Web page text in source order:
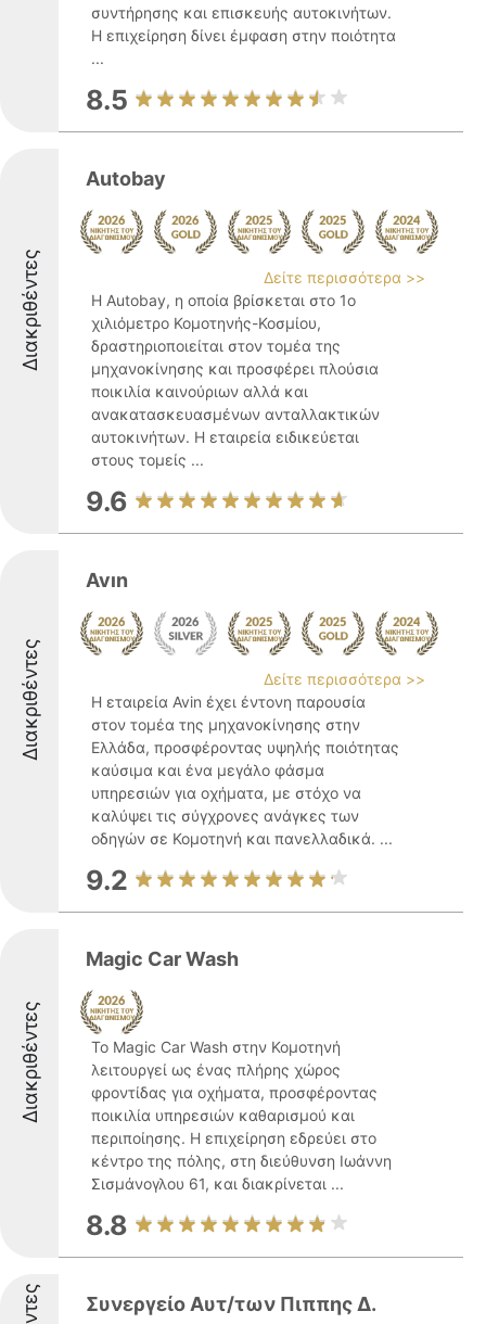
συντήρησης και επισκευής αυτοκινήτων.
Η επιχείρηση δίνει έμφαση στην ποιότητα
...
8.5
Διακριθέντες
Autobay
Δείτε περισσότερα >>
Η Autobay, η οποία βρίσκεται στο 1ο
χιλιόμετρο Κομοτηνής-Κοσμίου,
δραστηριοποιείται στον τομέα της
μηχανοκίνησης και προσφέρει πλούσια
ποικιλία καινούριων αλλά και
ανακατασκευασμένων ανταλλακτικών
αυτοκινήτων. Η εταιρεία ειδικεύεται
στους τομείς ...
9.6
Διακριθέντες
Avın
Δείτε περισσότερα >>
Η εταιρεία Avin έχει έντονη παρουσία
στον τομέα της μηχανοκίνησης στην
Ελλάδα, προσφέροντας υψηλής ποιότητας
καύσιμα και ένα μεγάλο φάσμα
υπηρεσιών για οχήματα, με στόχο να
καλύψει τις σύγχρονες ανάγκες των
οδηγών σε Κομοτηνή και πανελλαδικά. ...
9.2
Διακριθέντες
Magic Car Wash
Το Magic Car Wash στην Κομοτηνή
λειτουργεί ως ένας πλήρης χώρος
φροντίδας για οχήματα, προσφέροντας
ποικιλία υπηρεσιών καθαρισμού και
περιποίησης. Η επιχείρηση εδρεύει στο
κέντρο της πόλης, στη διεύθυνση Ιωάννη
Σισμάνογλου 61, και διακρίνεται ...
8.8
Συνεργείο Αυτ/των Πιππης Δ.